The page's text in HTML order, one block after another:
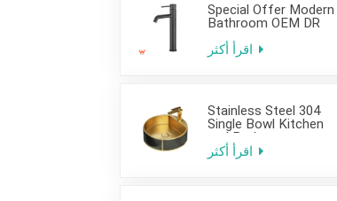
Special Offer Modern
Bathroom OEM DR
Home Hotel Project
Use
Stainless Steel 304
Single Bowl Kitchen
and Bathroom
Countertop Sink